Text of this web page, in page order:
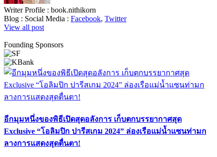
Writer Profile : book.nithikorn
Blog : Social Media : Facebook, Twitter
View all post
Founding Sponsors
อีกมุมหนึ่งของพิธีเปิดสุดอลังการ เก็บตกบรรยากาศสุด
Exclusive “โอลิมปิก ปารีสเกม 2024” ล่องเรือแม่น้ำแซนท่ามก
ลางการแสดงสุดตื่นตา!